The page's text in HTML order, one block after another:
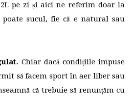
pe zi și aici ne referim doar la
poate sucul, fie că e natural sau
Chiar dacă condițiile impuse
să facem sport în aer liber sau
că trebuie să renunțăm cu